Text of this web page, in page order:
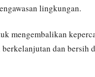
lingkungan.
mengembalikan
dan